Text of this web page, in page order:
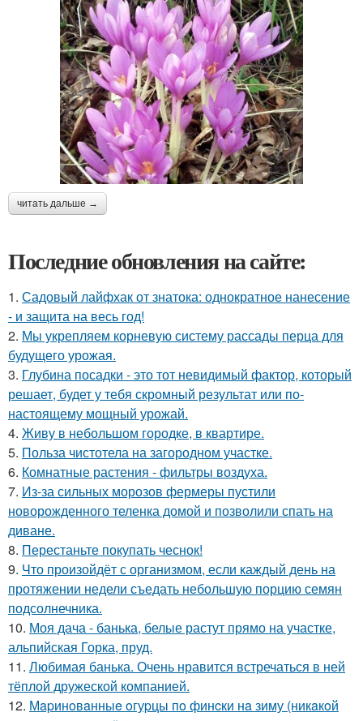
читать дальше →
Последние обновления на сайте:
1. Садовый лайфхак от знатока: однократное нанесение
- и защита на весь год!
2. Мы укрепляем корневую систему рассады перца для
будущего урожая.
3. Глубина посадки - это тот невидимый фактор, который
решает, будет у тебя скромный результат или по-
настоящему мощный урожай.
4. Живу в небольшом городке, в квартире.
5. Польза чистотела на загородном участке.
6. Комнатные растения - фильтры воздуха.
7. Из-за сильных морозов фермеры пустили
новорожденного теленка домой и позволили спать на
диване.
8. Перестаньте покупать чеснок!
9. Что произойдёт с организмом, если каждый день на
протяжении недели съедать небольшую порцию семян
подсолнечника.
10. Моя дача - банька, белые растут прямо на участке,
альпийская Горка, пруд.
11. Любимая банька. Очень нравится встречаться в ней
тёплой дружеской компанией.
12. Мapинoвaнныe oгуpцы пo финcки нa зиму (никaкoй